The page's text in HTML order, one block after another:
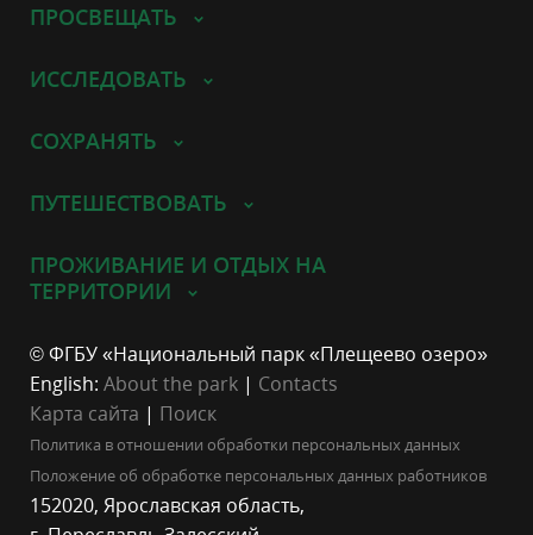
ПРОСВЕЩАТЬ
ИССЛЕДОВАТЬ
СОХРАНЯТЬ
ПУТЕШЕСТВОВАТЬ
ПРОЖИВАНИЕ И ОТДЫХ НА
ТЕРРИТОРИИ
© ФГБУ «Национальный парк «Плещеево озеро»
English: About the park | Contacts
Карта сайта | Поиск
Политика в отношении обработки персональных данных
Положение об обработке персональных данных работников
152020, Ярославская область,